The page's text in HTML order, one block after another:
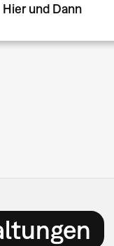
Hier und Dann